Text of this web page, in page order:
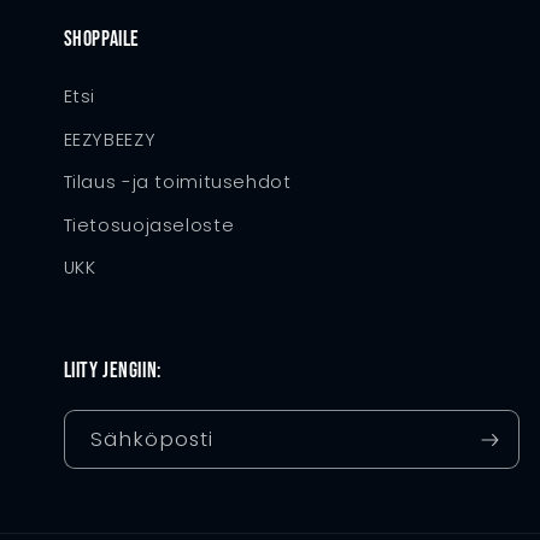
Shoppaile
Etsi
EEZYBEEZY
Tilaus -ja toimitusehdot
Tietosuojaseloste
UKK
Liity jengiin:
Sähköposti